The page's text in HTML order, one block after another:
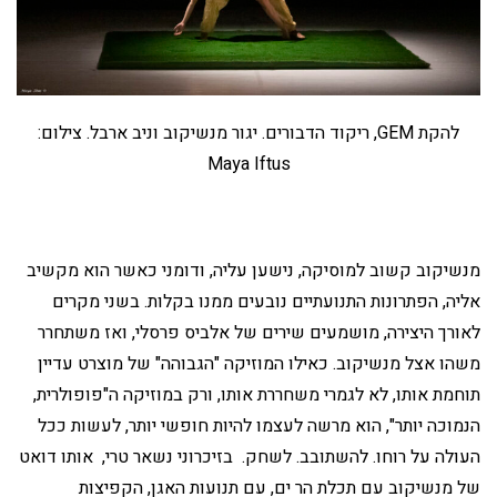
להקת GEM, ריקוד הדבורים. יגור מנשיקוב וניב ארבל. צילום:
Maya Iftus
מנשיקוב קשוב למוסיקה, נישען עליה, ודומני כאשר הוא מקשיב
אליה, הפתרונות התנועתיים נובעים ממנו בקלות. בשני מקרים
לאורך היצירה, מושמעים שירים של אלביס פרסלי, ואז משתחרר
משהו אצל מנשיקוב. כאילו המוזיקה "הגבוהה" של מוצרט עדיין
תוחמת אותו, לא לגמרי משחררת אותו, ורק במוזיקה ה"פופולרית,
הנמוכה יותר", הוא מרשה לעצמו להיות חופשי יותר, לעשות ככל
העולה על רוחו. להשתובב. לשחק. בזיכרוני נשאר טרי, אותו דואט
של מנשיקוב עם תכלת הר ים, עם תנועות האגן, הקפיצות